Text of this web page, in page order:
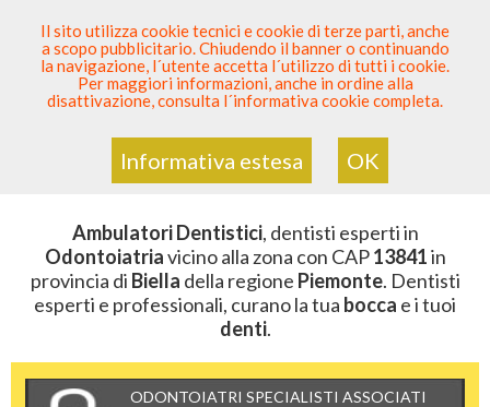
SEI DENTISTA? PARTECIPA
Sei QuiElenco Dentista Sicuro > Odontoiatria>
Ambulatori Dentistici>Piemonte>Biella>CAP 13841
ZONA CON CAP 13841
Ambulatori Dentistici, dentisti esperti in
Odontoiatriavicino alla zona con CAP13841in
provincia di Biella della regione Piemonte. Dentisti
esperti e professionali, curano la tua bocca e i tuoi
denti.
ODONTOIATRI SPECIALISTI ASSOCIATI
Il sito utilizza cookie tecnici e cookie di terze parti, anche
a scopo pubblicitario. Chiudendo il banner o continuando
la navigazione, l´utente accetta l´utilizzo di tutti i cookie.
Per maggiori informazioni, anche in ordine alla
disattivazione, consulta l´informativa cookie completa.
Informativa estesa OK